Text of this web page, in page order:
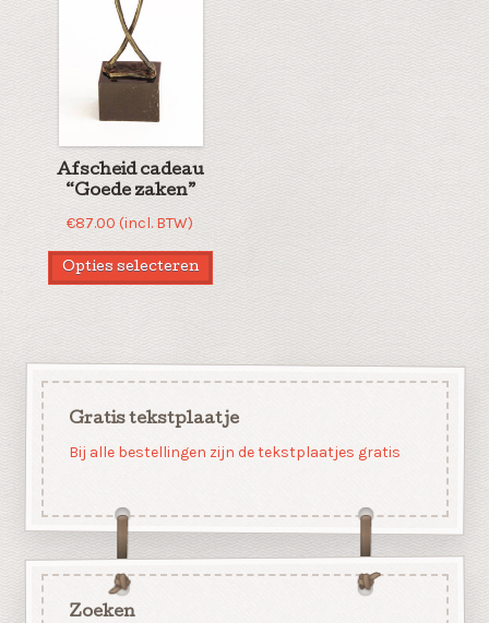
Afscheid cadeau
“Goede zaken”
€87.00 (incl. BTW)
Opties selecteren
Gratis tekstplaatje
Bij alle bestellingen zijn de tekstplaatjes gratis
Zoeken